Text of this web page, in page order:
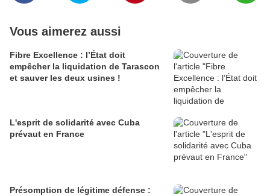
Vous aimerez aussi
Fibre Excellence : l’État doit
empêcher la liquidation de Tarascon
et sauver les deux usines !
L'esprit de solidarité avec Cuba
prévaut en France
Présomption de légitime défense :